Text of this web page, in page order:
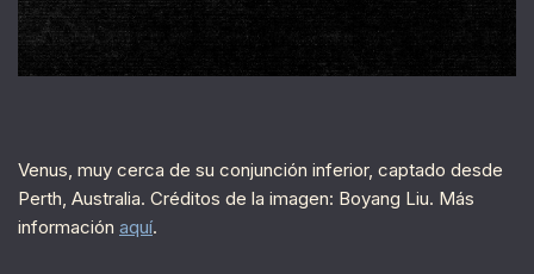
Venus, muy cerca de su conjunción inferior, captado desde
Perth, Australia. Créditos de la imagen: Boyang Liu. Más
información aquí.